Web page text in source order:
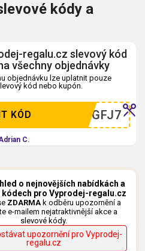
kódy a
regalu.cz slevový kód
všechny objednávky
objednávku lze uplatnit pouze
kód nebo kupón.
RTN2GFJ7
KÓD
C.
o nejnovějších nabídkách a
kódech pro Vyprodej-regalu.cz
ZDARMA k odběru upozornění a
e-mailem nejatraktivnější akce a
slevové kódy.
upozornění pro Vyprodej-
regalu.cz